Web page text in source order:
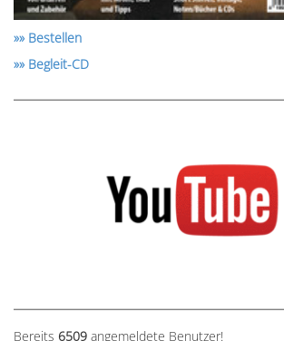
»» Bestellen
»» Begleit-CD
Bereits 6509 angemeldete Benutzer!